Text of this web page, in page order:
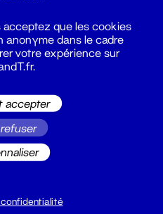
que les cookies
anonyme dans le cadre
votre expérience sur
accepter